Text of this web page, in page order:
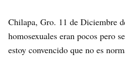
Chilapa, Gro. 11 de Diciembre
homosexuales eran pocos pero
estoy convencido que no es